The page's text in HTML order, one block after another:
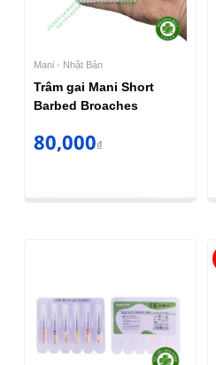
Mani - Nhật Bản
Trâm gai Mani Short
Barbed Broaches
80,000₫